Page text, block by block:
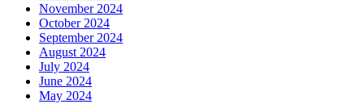
November 2024
October 2024
September 2024
August 2024
July 2024
June 2024
May 2024